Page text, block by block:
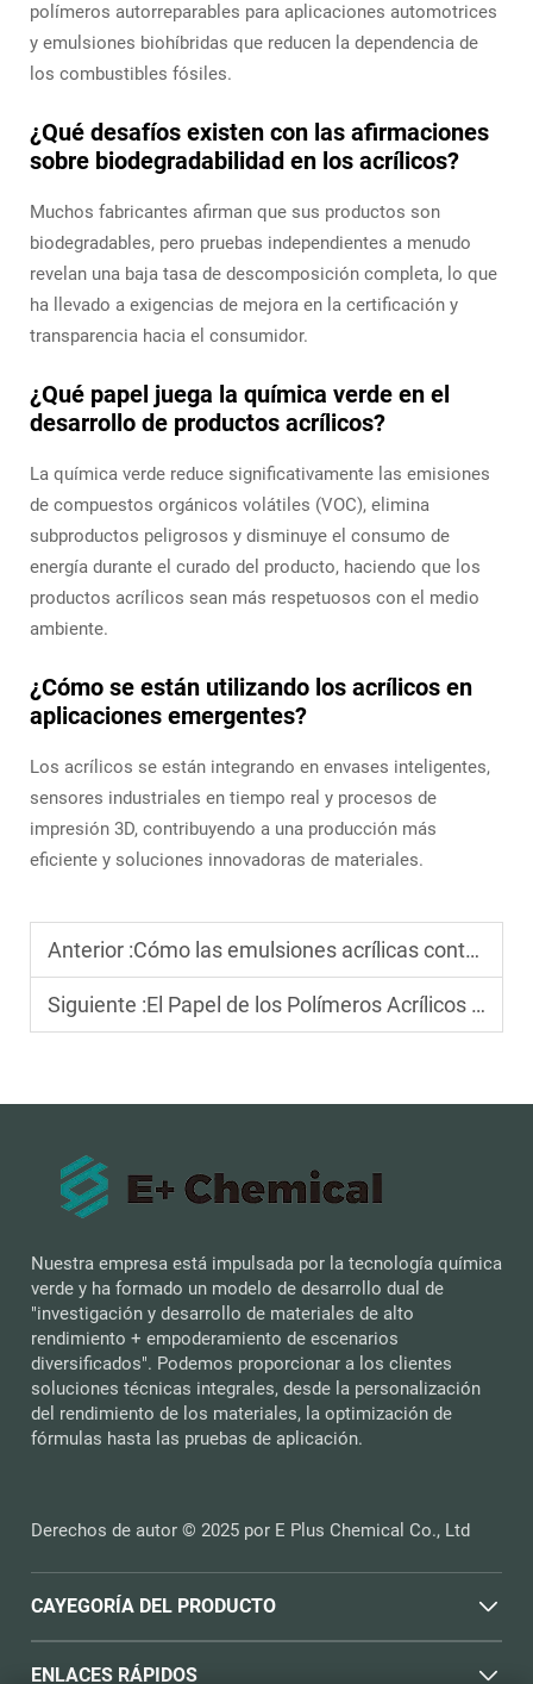
polímeros autorreparables para aplicaciones automotrices
y emulsiones biohíbridas que reducen la dependencia de
los combustibles fósiles.
¿Qué desafíos existen con las afirmaciones
sobre biodegradabilidad en los acrílicos?
Muchos fabricantes afirman que sus productos son
biodegradables, pero pruebas independientes a menudo
revelan una baja tasa de descomposición completa, lo que
ha llevado a exigencias de mejora en la certificación y
transparencia hacia el consumidor.
¿Qué papel juega la química verde en el
desarrollo de productos acrílicos?
La química verde reduce significativamente las emisiones
de compuestos orgánicos volátiles (VOC), elimina
subproductos peligrosos y disminuye el consumo de
energía durante el curado del producto, haciendo que los
productos acrílicos sean más respetuosos con el medio
ambiente.
¿Cómo se están utilizando los acrílicos en
aplicaciones emergentes?
Los acrílicos se están integrando en envases inteligentes,
sensores industriales en tiempo real y procesos de
impresión 3D, contribuyendo a una producción más
eficiente y soluciones innovadoras de materiales.
Anterior :Cómo las emulsiones acrílicas contribuyen a la seguridad del producto
Siguiente :El Papel de los Polímeros Acrílicos en la Química Verde
Nuestra empresa está impulsada por la tecnología química
verde y ha formado un modelo de desarrollo dual de
"investigación y desarrollo de materiales de alto
rendimiento + empoderamiento de escenarios
diversificados". Podemos proporcionar a los clientes
soluciones técnicas integrales, desde la personalización
del rendimiento de los materiales, la optimización de
fórmulas hasta las pruebas de aplicación.
Derechos de autor © 2025 por E Plus Chemical Co., Ltd
CAYEGORÍA DEL PRODUCTO
ENLACES RÁPIDOS